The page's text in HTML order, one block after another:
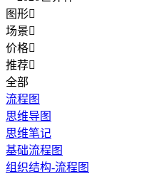
图形
场景
价格
推荐
全部
流程图
思维导图
思维笔记
基础流程图
组织结构-流程图